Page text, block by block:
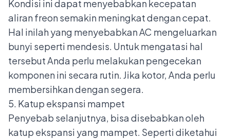
Kondisi ini dapat menyebabkan kecepatan
aliran freon semakin meningkat dengan cepat.
Hal inilah yang menyebabkan AC mengeluarkan
bunyi seperti mendesis. Untuk mengatasi hal
tersebut Anda perlu melakukan pengecekan
komponen ini secara rutin. Jika kotor, Anda perlu
membersihkan dengan segera.
5. Katup ekspansi mampet
Penyebab selanjutnya, bisa disebabkan oleh
katup ekspansi yang mampet. Seperti diketahui